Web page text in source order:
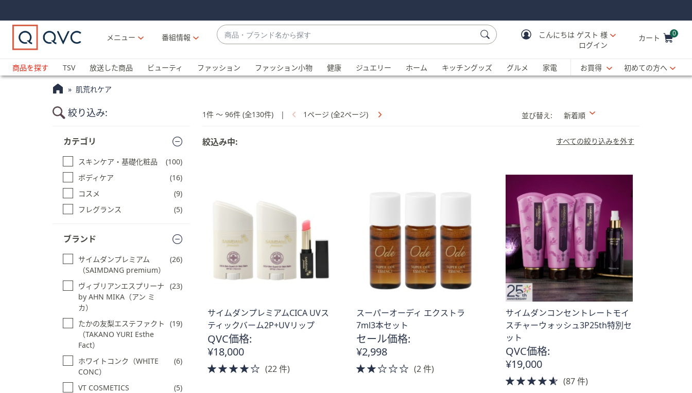
Links
Links2
メニュー
番組情報
商
品・
ラ
ン
か
探
補
が
可
な
場
ッ
チ
デ
バ
イ
ス
こんにちは ゲスト 様
ログイン
カート 0
商品を探す
TSV 放送した商品 ビューティ ファッション ファッション小物 健康 ジュエリー ホーム キッチングッズ グルメ 家電 お買得 初めての方へ
肌荒れケア
絞り込み:
カテゴリ
スキンケア・基礎化粧品
(100)
ボディケア
(16)
コスメ
(9)
フレグランス
(5)
ブランド
サイムダンプレミアム
（SAIMDANG premium）
(26)
ヴィブリアンエスプリーナ
by AHN MIKA（アン ミ
カ）
(23)
たかの友梨エステファクト
（TAKANO YURI Esthe
Fact）
(19)
ホワイトコンク（WHITE
CONC）
(6)
VT COSMETICS
(5)
1件 〜 96件 (全130件) | 1ページ (全2ページ) 並び替え: 新着順
すべての絞り込みを外す
絞込み中:
サイムダンプレミアムCICA UVス
ティックバーム2P+UVリップ
QVC価格:
¥18,000
4.0
(22 件)
スーパーオーディ エクストラ
7ml3本セット
セール価格:
¥2,998
2.0
(2 件)
サイムダンコンセントレートモイ
スチャーウォッシュ3P25th特別セ
ット
QVC価格:
¥19,000
4.5
(87 件)